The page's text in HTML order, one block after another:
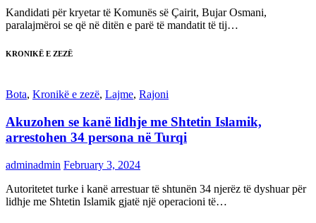
Kandidati për kryetar të Komunës së Çairit, Bujar Osmani,
paralajmëroi se që në ditën e parë të mandatit të tij…
KRONIKË E ZEZË
Bota, Kronikë e zezë, Lajme, Rajoni
Akuzohen se kanë lidhje me Shtetin Islamik,
arrestohen 34 persona në Turqi
adminadmin February 3, 2024
Autoritetet turke i kanë arrestuar të shtunën 34 njerëz të dyshuar për
lidhje me Shtetin Islamik gjatë një operacioni të…